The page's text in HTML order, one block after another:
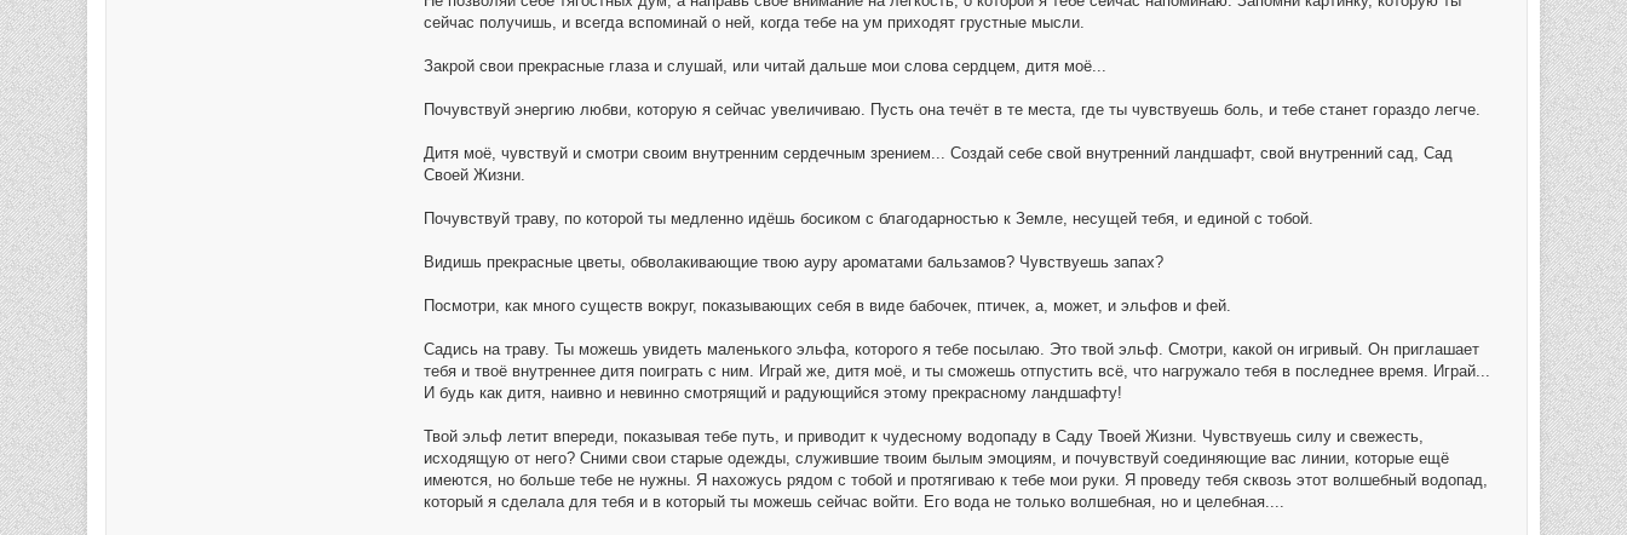
сейчас получишь, и всегда вспоминай о ней, когда тебе на ум приходят грустные мысли.
Закрой свои прекрасные глаза и слушай, или читай дальше мои слова сердцем, дитя моё...
Почувствуй энергию любви, которую я сейчас увеличиваю. Пусть она течёт в те места, где ты чувствуешь боль, и тебе станет гораздо легче.
Дитя моё, чувствуй и смотри своим внутренним сердечным зрением... Создай себе свой внутренний ландшафт, свой внутренний сад, Сад
Своей Жизни.
Почувствуй траву, по которой ты медленно идёшь босиком с благодарностью к Земле, несущей тебя, и единой с тобой.
Видишь прекрасные цветы, обволакивающие твою ауру ароматами бальзамов? Чувствуешь запах?
Посмотри, как много существ вокруг, показывающих себя в виде бабочек, птичек, а, может, и эльфов и фей.
Садись на траву. Ты можешь увидеть маленького эльфа, которого я тебе посылаю. Это твой эльф. Смотри, какой он игривый. Он приглашает
тебя и твоё внутреннее дитя поиграть с ним. Играй же, дитя моё, и ты сможешь отпустить всё, что нагружало тебя в последнее время. Играй...
И будь как дитя, наивно и невинно смотрящий и радующийся этому прекрасному ландшафту!
Твой эльф летит впереди, показывая тебе путь, и приводит к чудесному водопаду в Саду Твоей Жизни. Чувствуешь силу и свежесть,
исходящую от него? Сними свои старые одежды, служившие твоим былым эмоциям, и почувствуй соединяющие вас линии, которые ещё
имеются, но больше тебе не нужны. Я нахожусь рядом с тобой и протягиваю к тебе мои руки. Я проведу тебя сквозь этот волшебный водопад,
который я сделала для тебя и в который ты можешь сейчас войти. Его вода не только волшебная, но и целебная....